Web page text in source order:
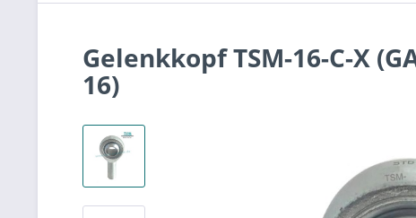
Gelenkkopf TSM-16-C-X
16)